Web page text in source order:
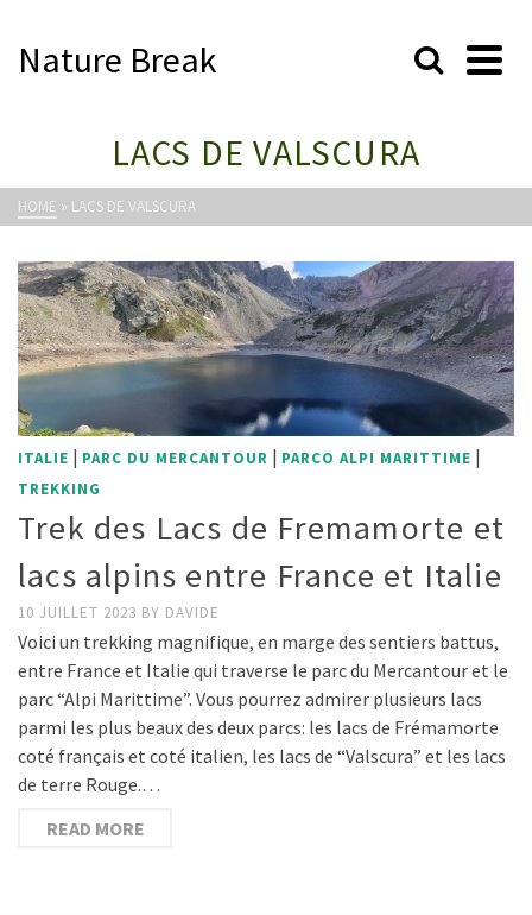
Nature Break
LACS DE VALSCURA
HOME » LACS DE VALSCURA
ITALIE | PARC DU MERCANTOUR | PARCO ALPI MARITTIME |
TREKKING
Trek des Lacs de Fremamorte et
lacs alpins entre France et Italie
10 JUILLET 2023 BY DAVIDE
Voici un trekking magnifique, en marge des sentiers battus,
entre France et Italie qui traverse le parc du Mercantour et le
parc “Alpi Marittime”. Vous pourrez admirer plusieurs lacs
parmi les plus beaux des deux parcs: les lacs de Frémamorte
coté français et coté italien, les lacs de “Valscura” et les lacs
de terre Rouge.…
READ MORE